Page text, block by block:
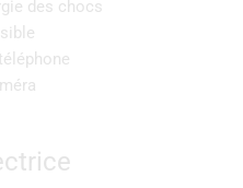
des chocs